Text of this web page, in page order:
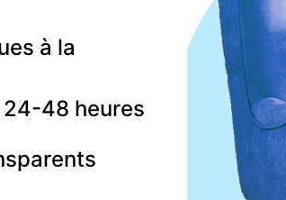
à la
48 heures